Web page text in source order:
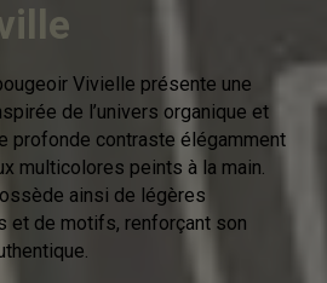
Vivielle présente une
de l’univers organique et
profonde contraste élégamment
multicolores peints à la main.
ainsi de légères
et de motifs, renforçant son